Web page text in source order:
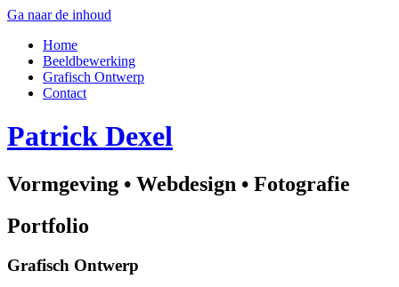
Ga naar de inhoud
Home
Beeldbewerking
Grafisch Ontwerp
Contact
Patrick Dexel
Vormgeving • Webdesign • Fotografie
Portfolio
Grafisch Ontwerp